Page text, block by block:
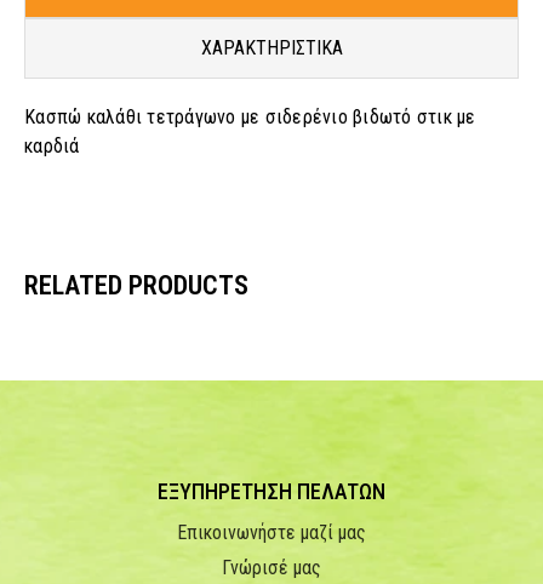
ΧΑΡΑΚΤΗΡΙΣΤΙΚΑ
Κασπώ καλάθι τετράγωνο με σιδερένιο βιδωτό στικ με
καρδιά
RELATED PRODUCTS
ΕΞΥΠΗΡΕΤΗΣΗ ΠΕΛΑΤΩΝ
Επικοινωνήστε μαζί μας
Γνώρισέ μας